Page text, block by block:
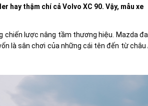
hay thậm chí cả Volvo XC 90. Vậy, mẫu xe
chiến lược nâng tầm thương hiệu. Mazda
là sân chơi của những cái tên đến từ châu